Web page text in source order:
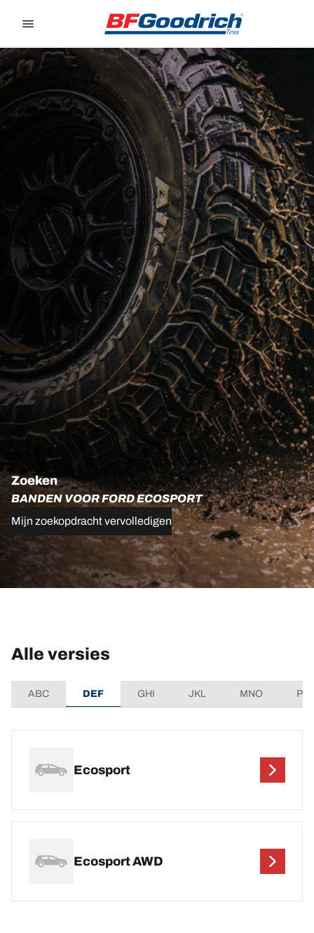
Zoeken
BANDEN VOOR FORD ECOSPORT
Mijn zoekopdracht vervolledigen
Alle versies
ABC DEF GHI JKL MNO
Ecosport
Ecosport AWD